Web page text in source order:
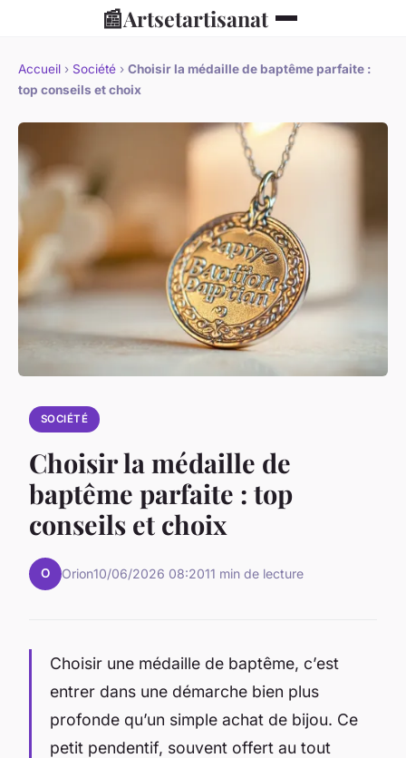
📰Artsetartisanat
Accueil › Société › Choisir la médaille de baptême parfaite :
top conseils et choix
SOCIÉTÉ
Choisir la médaille de
baptême parfaite : top
conseils et choix
O Orion10/06/2026 08:2011 min de lecture
Choisir une médaille de baptême, c’est
entrer dans une démarche bien plus
profonde qu’un simple achat de bijou. Ce
petit pendentif, souvent offert au tout